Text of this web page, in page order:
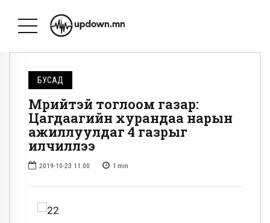
БУСАД
Мөрийтэй тоглоом газар:
Цагдаагийн хурандаа нарын
ажиллуулдаг 4 газрыг
илчиллээ
2019-10-23 11:00 1 min